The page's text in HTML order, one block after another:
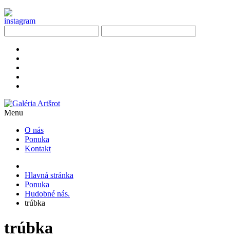
Menu
O nás
Ponuka
Kontakt
Hlavná stránka
Ponuka
Hudobné nás.
trúbka
trúbka